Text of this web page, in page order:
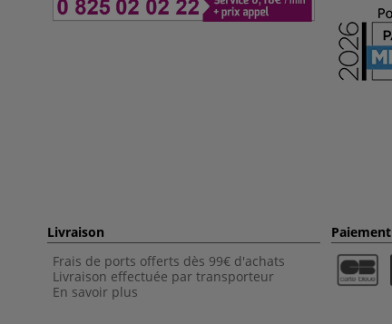
Livraison
Frais de ports offerts dès 99€ d'achats
Livraison effectuée par transporteur
En savoir plus
Paiement